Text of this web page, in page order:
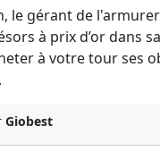
le gérant de
à prix d’or dans
à votre tour ses
Giobest